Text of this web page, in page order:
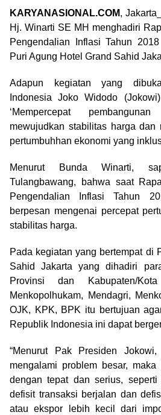
KARYANASIONAL.COM,
Hj. Winarti SE MH menghadiri
Pengendalian Inflasi Tahun
Puri Agung Hotel Grand Sahid
Adapun kegiatan yang
Indonesia Joko Widodo
‘Mempercepat
mewujudkan stabilitas harga dan
pertumbuhhan ekonomi yang
Menurut Bunda Winarti,
Tulangbawang, bahwa saat
Pengendalian Inflasi Tahun
berpesan mengenai percepat
stabilitas harga.
Pada kegiatan yang bertempat di
Sahid Jakarta yang dihadiri
Provinsi dan Kabupaten/
Menkopolhukam, Mendagri,
OJK, KPK, BPK itu bertujuan
Republik Indonesia ini dapat
“Menurut Pak Presiden
mengalami problem besar,
dengan tepat dan serius,
defisit transaksi berjalan dan
atau ekspor lebih kecil dari